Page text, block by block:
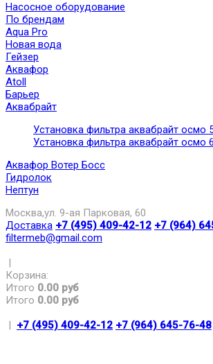
Насосное оборудование
По брендам
Aqua Pro
Новая вода
Гейзер
Аквафор
Atoll
Барьер
Аквабрайт
Установка фильтра аквабрайт осмо
Установка фильтра аквабрайт осмо 6
Аквафор Вотер Босс
Гидролок
Нептун
Москва,ул. 9-ая Парковая, 60
Доставка +7 (495) 409-42-12 +7 (964)
filtermeb@gmail.com
|
Корзина:
Итого 0.00 руб
Итого 0.00 руб
| +7 (495) 409-42-12 +7 (964) 645-76-48